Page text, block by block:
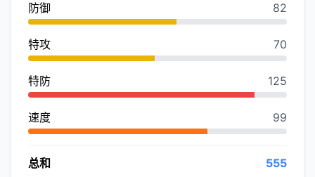
防御 82
特攻 70
特防 125
速度 99
总和 555